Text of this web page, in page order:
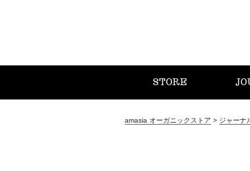
STORE
amasia オーガニックストア > ジャーナ